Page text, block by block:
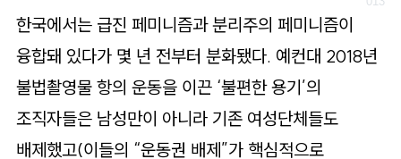
한국에서는 급진 페미니즘과 분리주의 페미니즘이
융합돼 있다가 몇 년 전부터 분화됐다. 예컨대 2018년
불법촬영물 항의 운동을 이끈 ‘불편한 용기’의
조직자들은 남성만이 아니라 기존 여성단체들도
배제했고(이들의 “운동권 배제”가 핵심적으로